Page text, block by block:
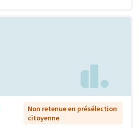
Non retenue en présélection
citoyenne